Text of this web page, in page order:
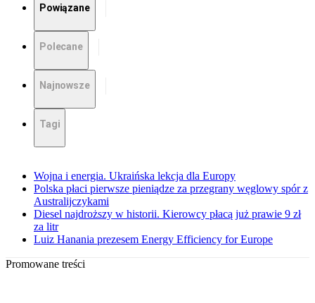
Powiązane
Polecane
Najnowsze
Tagi
Wojna i energia. Ukraińska lekcja dla Europy
Polska płaci pierwsze pieniądze za przegrany węglowy spór z
Australijczykami
Diesel najdroższy w historii. Kierowcy płacą już prawie 9 zł
za litr
Luiz Hanania prezesem Energy Efficiency for Europe
Promowane treści